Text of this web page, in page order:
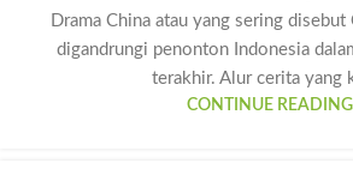
Drama China atau yang sering disebut
digandrungi penonton Indonesia
terakhir. Alur cerita yang
CONTINUE READING